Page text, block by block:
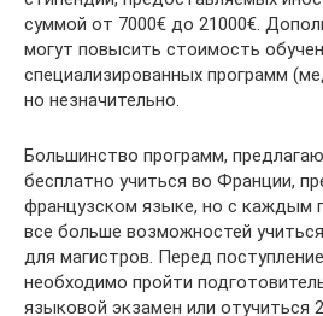
суммой от 7000€ до 21000€.
могут повысить стоимость
специализированных программ
но незначительно.
Большинство программ,
бесплатно учиться во Франции,
французском языке, но с каждым
все больше возможностей
для магистров. Перед
необходимо пройти
языковой экзамен или отучиться